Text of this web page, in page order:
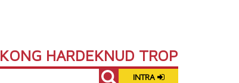
KONG HARDEKNUD TROP
INTRA